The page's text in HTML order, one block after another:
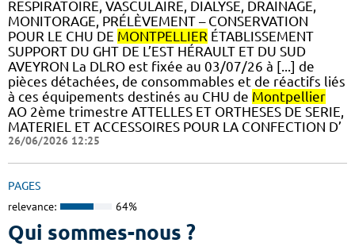
RESPIRATOIRE, VASCULAIRE, DIALYSE, DRAINAGE,
MONITORAGE, PRÉLÈVEMENT – CONSERVATION
POUR LE CHU DE MONTPELLIER ÉTABLISSEMENT
SUPPORT DU GHT DE L’EST HÉRAULT ET DU SUD
AVEYRON La DLRO est fixée au 03/07/26 à [...] de
pièces détachées, de consommables et de réactifs liés
à ces équipements destinés au CHU de Montpellier
AO 2ème trimestre ATTELLES ET ORTHESES DE SERIE,
MATERIEL ET ACCESSOIRES POUR LA CONFECTION D’
26/06/2026 12:25
PAGES
relevance: 64%
Qui sommes-nous ?